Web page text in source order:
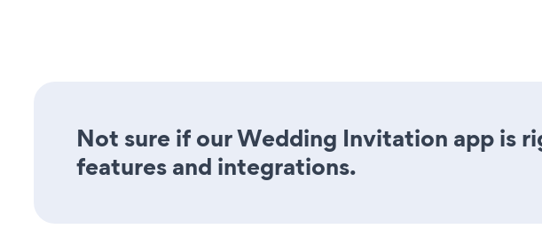
Not sure if our Wedding Invitation app is
features and integrations.